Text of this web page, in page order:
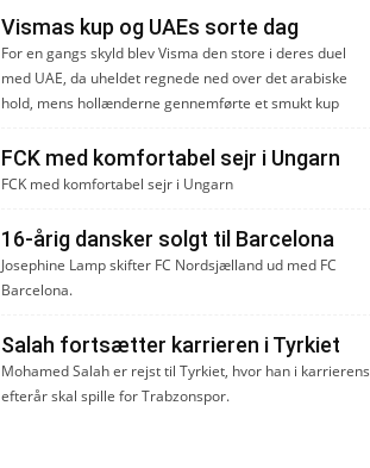
Vismas kup og UAEs sorte dag
For en gangs skyld blev Visma den store i deres duel
med UAE, da uheldet regnede ned over det arabiske
hold, mens hollænderne gennemførte et smukt kup
FCK med komfortabel sejr i Ungarn
FCK med komfortabel sejr i Ungarn
16-årig dansker solgt til Barcelona
Josephine Lamp skifter FC Nordsjælland ud med FC
Barcelona.
Salah fortsætter karrieren i Tyrkiet
Mohamed Salah er rejst til Tyrkiet, hvor han i karrierens
efterår skal spille for Trabzonspor.